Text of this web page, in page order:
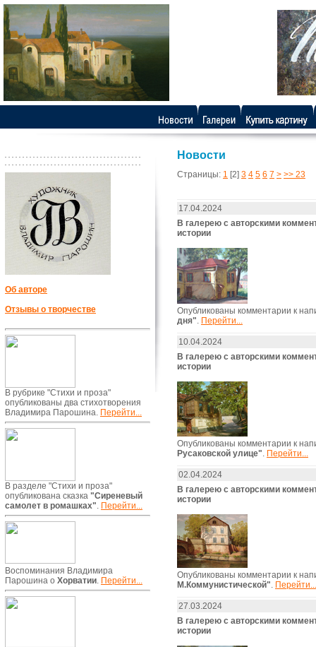
Об авторе
Отзывы о творчестве
В рубрике "Стихи и проза"
опубликованы два стихотворения
Владимира Парошина. Перейти...
В разделе "Стихи и проза"
опубликована сказка "Сиреневый
самолет в ромашках". Перейти...
Воспоминания Владимира
Парошина о Хорватии. Перейти...
Новости
Страницы: 1 [2] 3 4 5 6 7 > >> 23
17.04.2024
В галерею с авторскими
истории
Опубликованы комментарии к
дня" Перейти...
10.04.2024
В галерею с авторскими
истории
Опубликованы комментарии к
Русаковской улице" Перейти...
02.04.2024
В галерею с авторскими
истории
Опубликованы комментарии к
М.Коммунистической" Перейти...
27.03.2024
В галерею с авторскими
истории